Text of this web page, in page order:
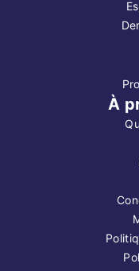
À